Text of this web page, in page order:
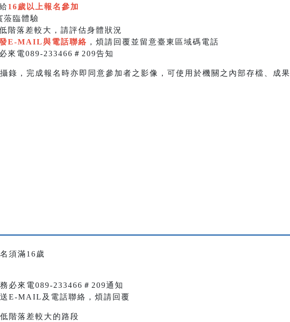
16歲以上報名參加
蒞臨體驗
階落差較大，請評估身體狀況
E-MAIL與電話聯絡 ，煩請回覆並留意臺東區域碼電話
來電089-233466＃209告知
錄，完成報名時亦即同意參加者之影像，可使用於機關之內部存檔、成
須滿16歲
必來電089-233466＃209通知
E-MAIL及電話聯絡，煩請回覆
階落差較大的路段